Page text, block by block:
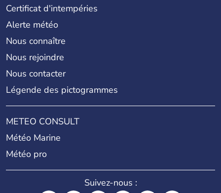
Certificat d'intempéries
Alerte météo
Nous connaître
Nous rejoindre
Nous contacter
Légende des pictogrammes
METEO CONSULT
Météo Marine
Météo pro
Suivez-nous :